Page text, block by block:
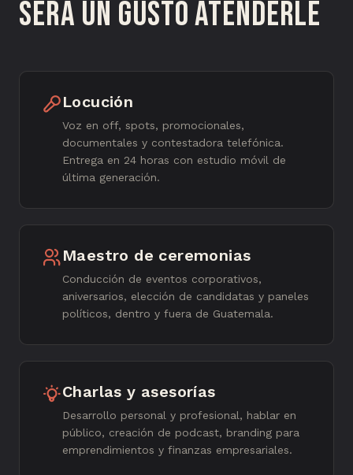
Será un gusto atenderle
Locución
Voz en off, spots, promocionales,
documentales y contestadora telefónica.
Entrega en 24 horas con estudio móvil de
última generación.
Maestro de ceremonias
Conducción de eventos corporativos,
aniversarios, elección de candidatas y paneles
políticos, dentro y fuera de Guatemala.
Charlas y asesorías
Desarrollo personal y profesional, hablar en
público, creación de podcast, branding para
emprendimientos y finanzas empresariales.